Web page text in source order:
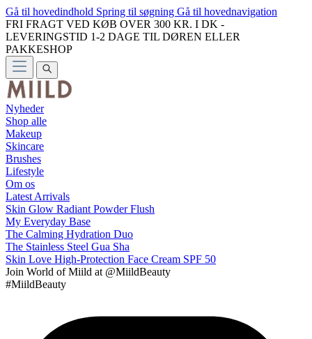
Gå til hovedindhold Spring til søgning Gå til hovednavigation
FRI FRAGT VED KØB OVER 300 KR. I DK -
LEVERINGSTID 1-2 DAGE TIL DØREN ELLER
PAKKESHOP
Nyheder
Shop alle
Makeup
Skincare
Brushes
Lifestyle
Om os
Latest Arrivals
Skin Glow Radiant Powder Flush
My Everyday Base
The Calming Hydration Duo
The Stainless Steel Gua Sha
Skin Love High-Protection Face Cream SPF 50
Join World of Miild at @MiildBeauty
#MiildBeauty